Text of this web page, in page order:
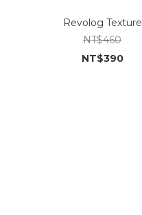
Revolog Texture
NT$460
NT$390